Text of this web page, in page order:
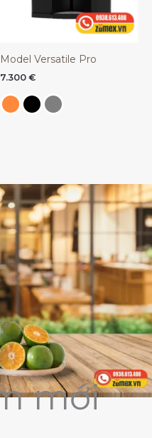
Model Versatile Pro
7.300 €
mới